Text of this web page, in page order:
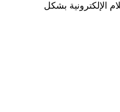
الإلكترونية بشكل